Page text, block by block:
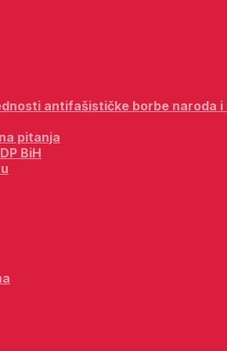
antifašističke borbe naroda
pitanja
BiH